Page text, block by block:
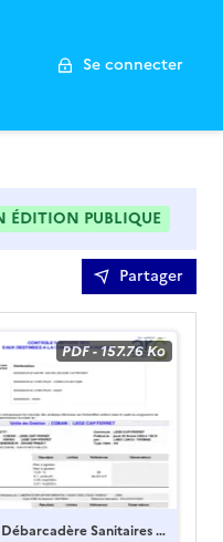
Se connecter
ÉDITION PUBLIQUE
MODIFIÉS DE MANIÈRE
Partager
PDF-157.76 Ko
Sanitaires G